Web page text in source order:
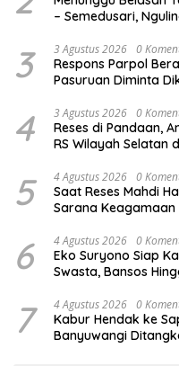
– Semedusari,
3 3 Agustus 2026 0
Respons Parpol
Pasuruan Diminta
4 3 Agustus 2026 0
Reses di Pandaan,
RS Wilayah Selatan
5 4 Agustus 2026 0
Saat Reses Mahdi
Sarana
6 4 Agustus 2026 0
Eko Suryono Siap
Swasta, Bansos
7 4 Agustus 2026 0
Kabur Hendak ke
Banyuwangi